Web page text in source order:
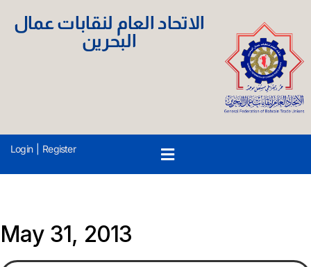
الاتحاد العام لنقابات عمال
البحرين
Login Register
May 31, 2013